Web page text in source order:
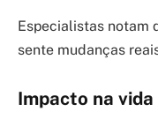
Especialistas notam
sente mudanças
Impacto na